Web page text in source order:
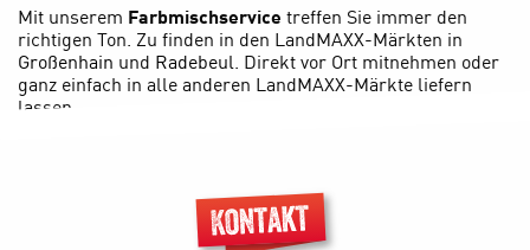
Mit unserem Farbmischservice treffen Sie immer den
richtigen Ton. Zu finden in den LandMAXX-Märkten in
Großenhain und Radebeul. Direkt vor Ort mitnehmen oder
ganz einfach in alle anderen LandMAXX-Märkte liefern
lassen.